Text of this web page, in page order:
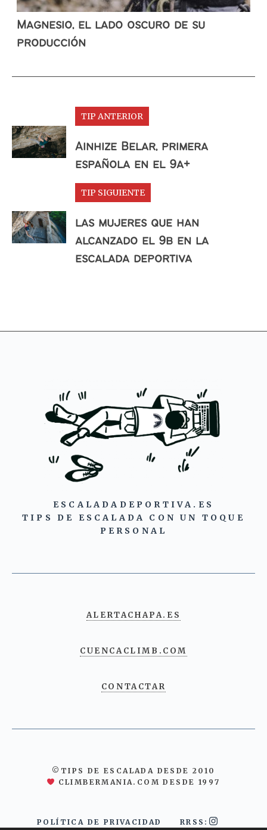
Magnesio, el lado oscuro de su
producción
TIP ANTERIOR
Ainhize Belar, primera
española en el 9a+
TIP SIGUIENTE
las mujeres que han
alcanzado el 9b en la
escalada deportiva
ESCALADADEPORTIVA.ES
TIPS DE ESCALADA CON UN TOQUE
PERSONAL
ALERTACHAPA.ES
CUENCACLIMB.COM
CONTACTAR
©TIPS DE ESCALADA DESDE 2010
CLIMBERMANIA.COM DESDE 1997
POLÍTICA DE PRIVACIDAD RRSS: